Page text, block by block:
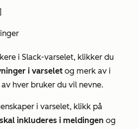
i Slack-varselet, klikker du
i varselet og merk av i
hver bruker du vil nevne.
i varselet, klikk på
inkluderes i meldingen og